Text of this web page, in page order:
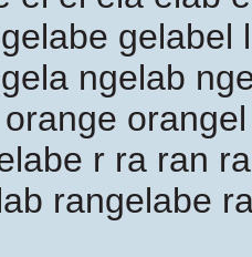
gelabel
ngelab
r ra ran
rangelabe